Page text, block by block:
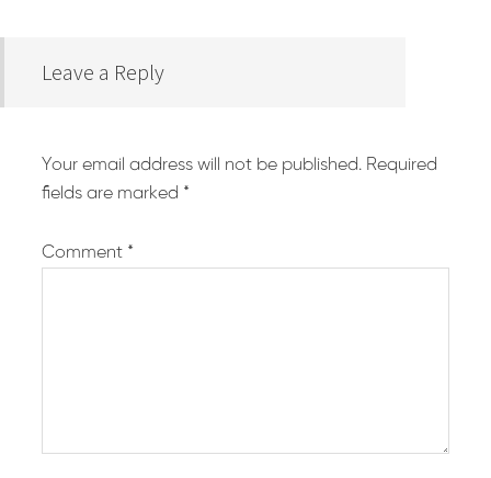
Leave a Reply
Your email address will not be published. Required
fields are marked *
Comment *